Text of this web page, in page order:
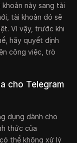
này sang tài
tài khoản đó sẽ
Vì vậy, trước khi
hãy quyết định
công việc, trò
cho Telegram
dụng dành cho
thức của
thể không xử lý